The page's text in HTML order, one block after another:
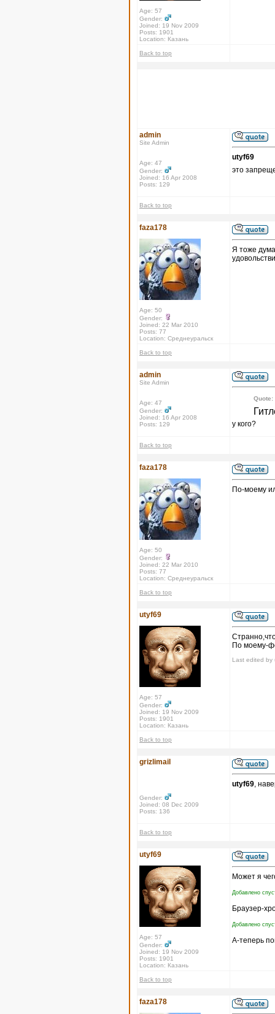
Age: 57
Gender:
Joined: 19 Nov 2009
Posts: 1901
Location: Казань
Back to top
admin
Site Admin
Age: 47
Gender:
Joined: 16 Apr 2008
Posts: 129
utyf69
это
Back to top
faza178
Age: 50
Gender:
Joined: 22 Mar 2010
Posts: 77
Location: Среднеуральск
Я тоже
Back to top
admin
Site Admin
Age: 47
Gender:
Joined: 16 Apr 2008
Posts: 129
Quote:
у кого?
Back to top
faza178
Age: 50
Gender:
Joined: 22 Mar 2010
Posts: 77
Location: Среднеуральск
По-моему
Back to top
utyf69
Age: 57
Gender:
Joined: 19 Nov 2009
Posts: 1901
Location: Казань
По моему-
Last edited by
Back to top
grizlimail
Gender:
Joined: 08 Dec 2009
Posts: 136
utyf69,
Back to top
utyf69
Age: 57
Gender:
Joined: 19 Nov 2009
Posts: 1901
Location: Казань
Может я
Добавлено
Браузер-
Добавлено
А-теперь
Back to top
faza178